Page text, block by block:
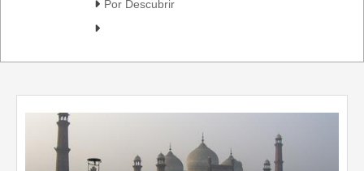
Por Descubrir